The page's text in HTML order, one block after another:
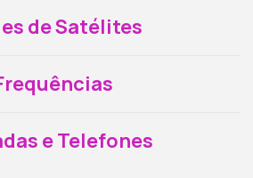
de Satélites
e Telefones